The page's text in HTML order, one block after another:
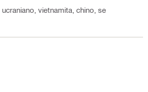
ucraniano, vietnamita, chino, se